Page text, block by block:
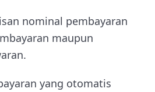
nominal pembayaran
maupun
yang otomatis